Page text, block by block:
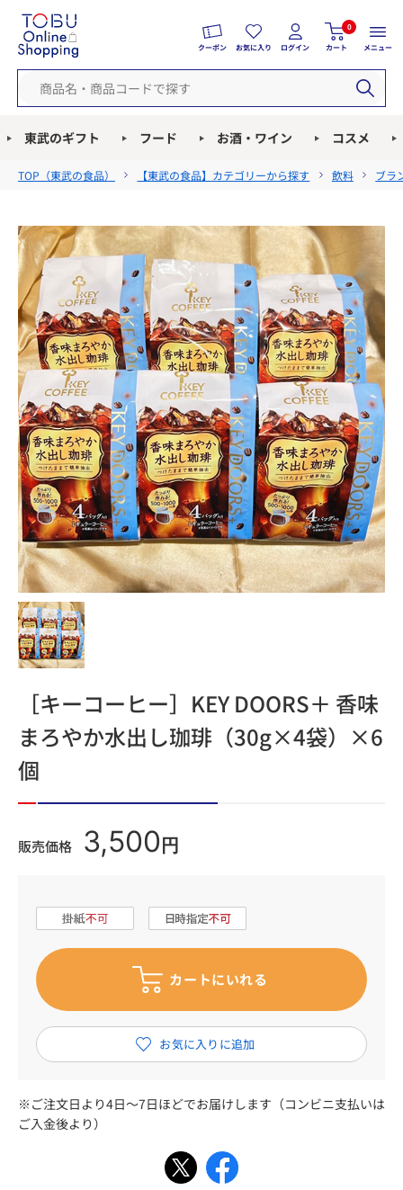
クーポン お気に入り ログイン
0
カート メニュー
東武のギフト フード お酒・ワイン コスメ
TOP（東武の食品） 【東武の食品】カテゴリーから探す 飲料 ブラ
［キーコーヒー］KEY DOORS＋ 香味
まろやか水出し珈琲（30g×4袋）×6
個
販売価格 3,500 円
※ご注文日より4日～7日ほどでお届けします（コンビニ支払いは
ご入金後より）